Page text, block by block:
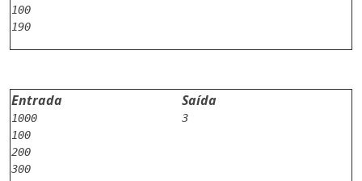
100
Entrada
1000
100
200
Saída
3